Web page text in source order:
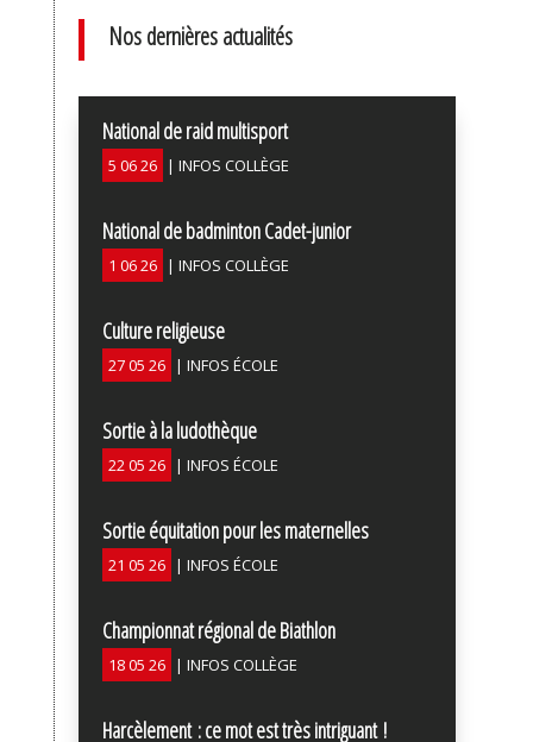
Nos dernières actualités
National de raid multisport
5 06 26 | INFOS COLLÈGE
National de badminton Cadet-junior
1 06 26 | INFOS COLLÈGE
Culture religieuse
27 05 26 | INFOS ÉCOLE
Sortie à la ludothèque
22 05 26 | INFOS ÉCOLE
Sortie équitation pour les maternelles
21 05 26 | INFOS ÉCOLE
Championnat régional de Biathlon
18 05 26 | INFOS COLLÈGE
Harcèlement : ce mot est très intriguant !